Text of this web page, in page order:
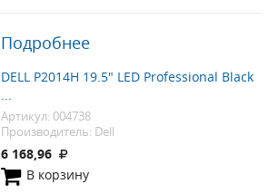
Подробнее
DELL P2014H 19.5" LED Professional Black
...
Артикул: 004738
Производитель: Dell
6 168,96
В корзину